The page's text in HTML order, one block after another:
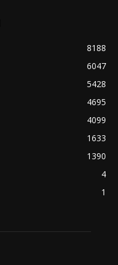
8188
6047
5428
4695
4099
1633
1390
4
1